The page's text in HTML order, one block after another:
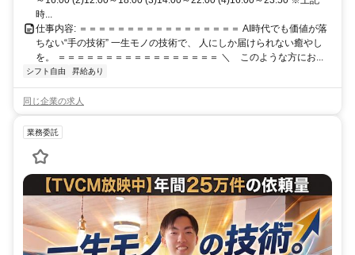
時...
仕事内容: ＝＝＝＝＝＝＝＝＝＝＝＝＝＝＝＝＝ AI時代でも価値が落
ちない“手の技術” 一生モノの技術で、 人にしか届けられない癒やし
を。 ＝＝＝＝＝＝＝＝＝＝＝＝＝＝＝＝＝ ＼ このような方にお...
シフト自由 昇給あり
同じ企業の求人
業務委託